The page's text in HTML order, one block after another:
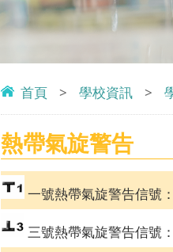
首頁 > 學校資訊 >
熱帶氣旋警告
一號熱帶氣旋警告信號
三號熱帶氣旋警告信號